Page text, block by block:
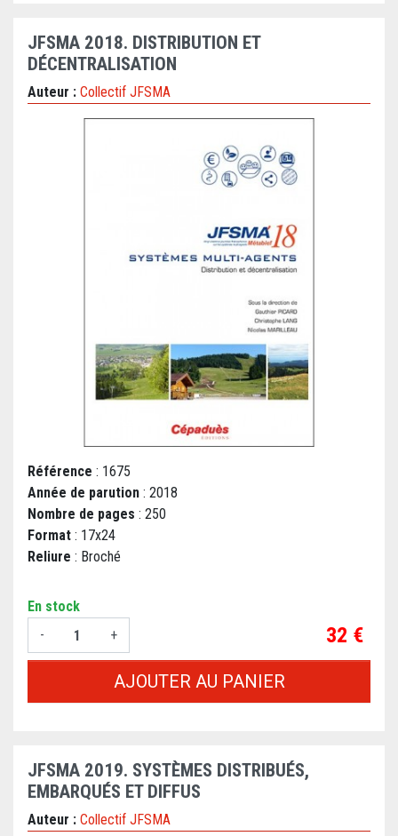
JFSMA 2018. DISTRIBUTION ET
DÉCENTRALISATION
Auteur : Collectif JFSMA
Référence : 1675
Année de parution : 2018
Nombre de pages : 250
Format : 17x24
Reliure : Broché
En stock
-
+ Prix
32 €
AJOUTER AU PANIER
JFSMA 2019. SYSTÈMES DISTRIBUÉS,
EMBARQUÉS ET DIFFUS
Auteur : Collectif JFSMA